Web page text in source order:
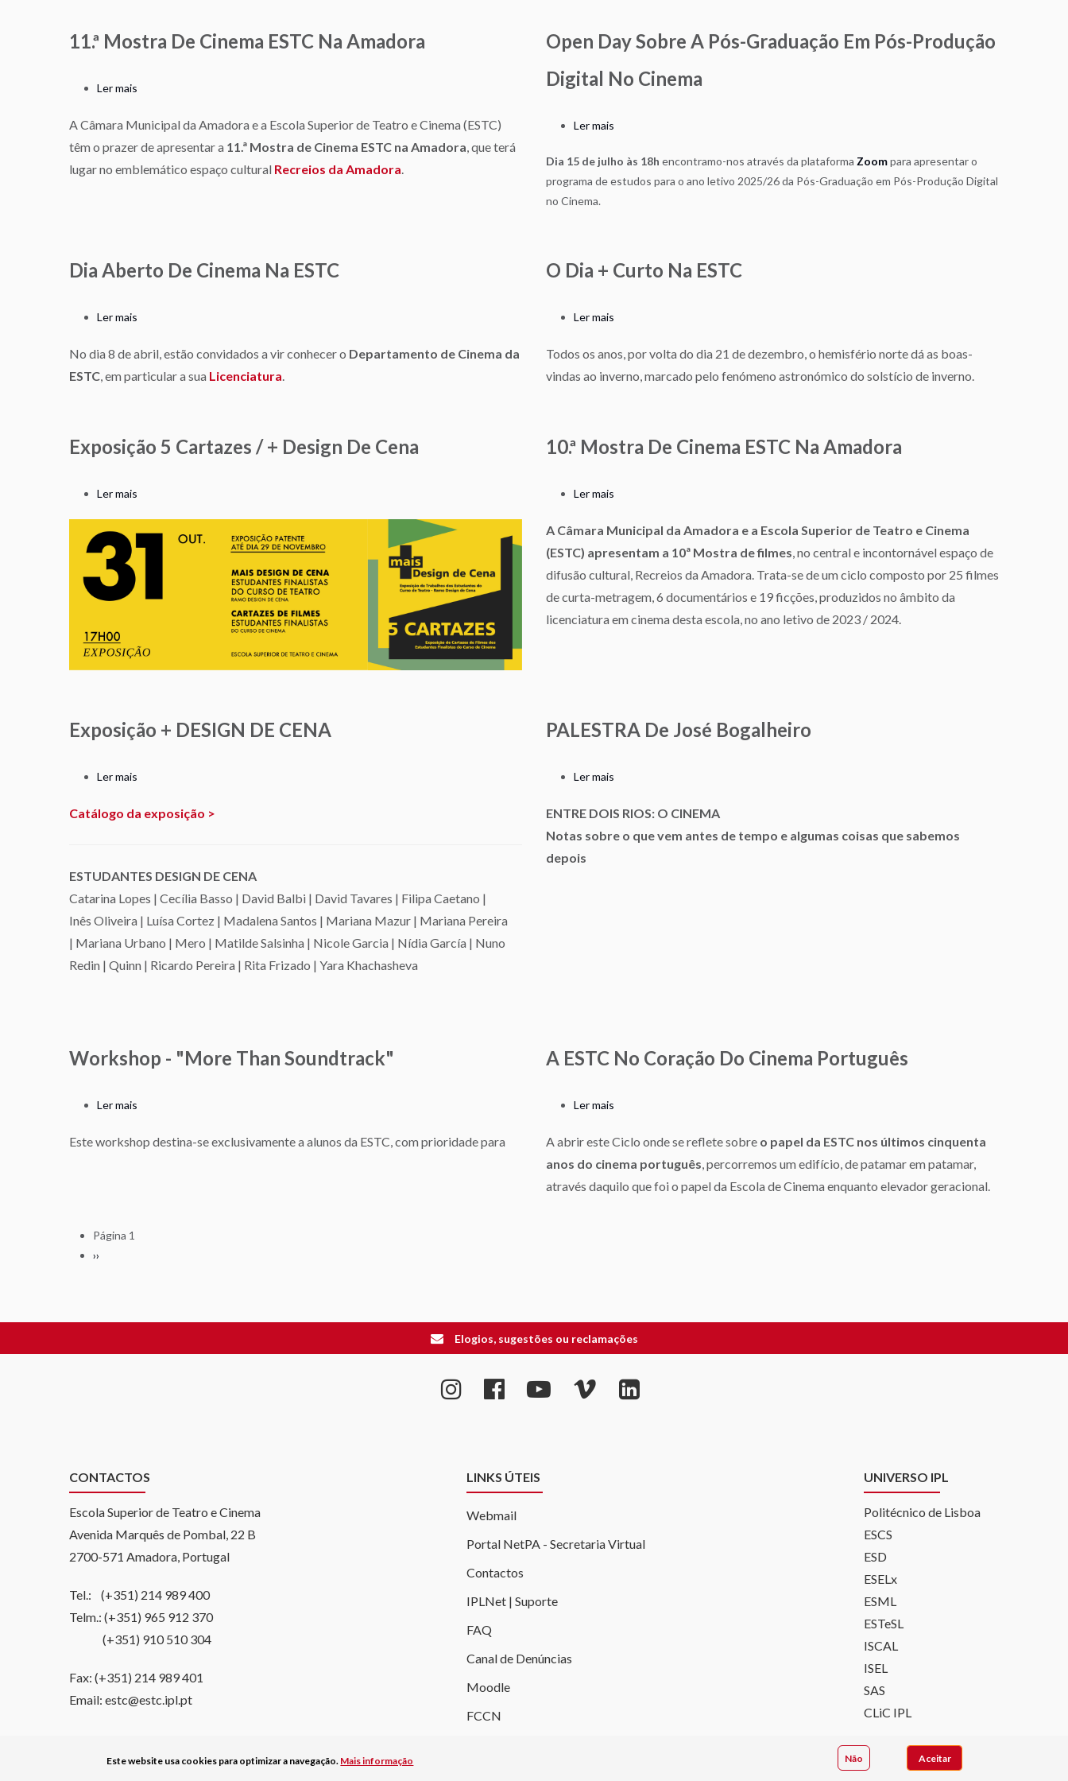
11.ª Mostra De Cinema ESTC Na Amadora
Ler mais
Mostra
de
Cinema
A Câmara Municipal da Amadora e a Escola Superior de Teatro e Cinema (ESTC)
têm o prazer de apresentar a 11.ª Mostra de Cinema ESTC na Amadora, que terá
lugar no emblemático espaço cultural Recreios da Amadora.
Open Day Sobre A Pós-Graduação Em Pós-Produção
Digital No Cinema
Ler mais
Day
sobre
em
Cinema
Dia 15 de julho às 18h encontramo-nos através da plataforma Zoompara apresentar o
programa de estudos para o ano letivo 2025/26 da Pós-Graduação em Pós-Produção Digital
no Cinema.
Dia Aberto De Cinema Na ESTC
Ler mais
Aberto
de
No dia 8 de abril, estão convidados a vir conhecer o Departamento de Cinema da
ESTC, em particular a sua Licenciatura.
O Dia + Curto Na ESTC
Ler mais
Dia
+
Todos os anos, por volta do dia 21 de dezembro, o hemisfério norte dá as boas-
vindas ao inverno, marcado pelo fenómeno astronómico do solstício de inverno.
Exposição 5 Cartazes / + Design De Cena
Ler mais
5
Cena
10.ª Mostra De Cinema ESTC Na Amadora
Ler mais
Mostra
de
Cinema
ESTC
A Câmara Municipal da Amadora e a Escola Superior de Teatro e Cinema
(ESTC) apresentam a 10ª Mostra de filmes, no central e incontornável espaço de
difusão cultural, Recreios da Amadora. Trata-se de um ciclo composto por 25 filmes
de curta-metragem, 6 documentários e 19 ficções, produzidos no âmbito da
licenciatura em cinema desta escola, no ano letivo de 2023 / 2024.
Exposição + DESIGN DE CENA
Ler mais
+
CENA
Catálogo da exposição >
ESTUDANTES DESIGN DE CENA
Catarina Lopes | Cecília Basso | David Balbi | David Tavares | Filipa Caetano |
Inês Oliveira | Luísa Cortez | Madalena Santos | Mariana Mazur | Mariana Pereira
| Mariana Urbano | Mero | Matilde Salsinha | Nicole Garcia | Nídia García | Nuno
Redin | Quinn | Ricardo Pereira | Rita Frizado | Yara Khachasheva
PALESTRA De José Bogalheiro
Ler mais
de
José
ENTRE DOIS RIOS: O CINEMA
Notas sobre o que vem antes de tempo e algumas coisas que sabemos
depois
Workshop - "More Than Soundtrack"
Ler mais
-
Este workshop destina-se exclusivamente a alunos da ESTC, com prioridade para
A ESTC No Coração Do Cinema Português
Ler mais
ESTC
no
Coração
A abrir este Ciclo onde se reflete sobre o papel da ESTC nos últimos cinquenta
anos do cinema português, percorremos um edifício, de patamar em patamar,
através daquilo que foi o papel da Escola de Cinema enquanto elevador geracional.
Paginação
Página 1
Próxima
››
Elogios, sugestões ou reclamações
CONTACTOS
Escola Superior de Teatro e Cinema
Avenida Marquês de Pombal, 22 B
2700-571 Amadora, Portugal
Tel.: (+351) 214 989 400
Telm.: (+351) 965 912 370
(+351) 910 510 304
Fax: (+351) 214 989 401
Email: estc@estc.ipl.pt
LINKS ÚTEIS
Webmail
Portal NetPA - Secretaria Virtual
Contactos
IPLNet | Suporte
FAQ
Canal de Denúncias
Moodle
FCCN
UNIVERSO IPL
Politécnico de Lisboa
ESCS
ESD
ESELx
ESML
ESTeSL
ISCAL
ISEL
SAS
CLiC IPL
© Copyright Politécnico de Lisboa 2019- Política de Privacidade
Este website usa cookies para optimizar a navegação. Mais informação Aceitar
Não